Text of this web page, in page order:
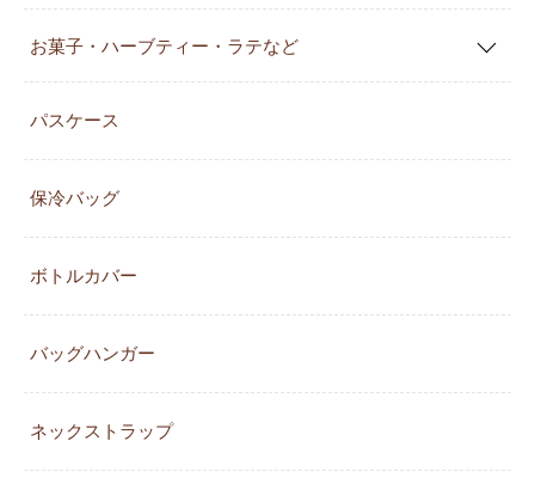
お菓子・ハーブティー・ラテなど
パスケース
保冷バッグ
ボトルカバー
バッグハンガー
ネックストラップ